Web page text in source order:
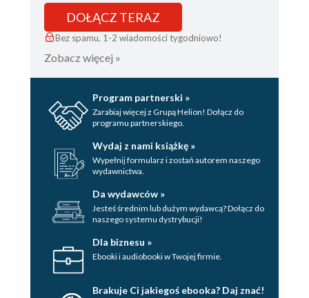
DOŁĄCZ TERAZ
Bez spamu, 1-2 wiadomości tygodniowo!
Zobacz więcej »
Program partnerski »
Zarabiaj więcej z Grupą Helion! Dołącz do
programu partnerskiego.
Wydaj z nami książkę »
Wypełnij formularz i zostań autorem naszego
wydawnictwa.
Da wydawców »
Jesteś średnim lub dużym wydawcą? Dołącz do
naszego systemu dystrybucji!
Dla biznesu »
Ebooki i audiobooki w Twojej firmie.
Brakuje Ci jakiegoś ebooka? Daj znać!